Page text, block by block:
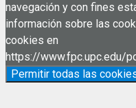
navegación y con fines
información sobre las
cookies en
https://www.fpc.upc.edu/
Permitir todas las